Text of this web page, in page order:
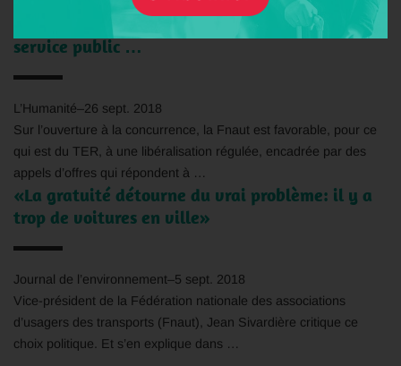
Les grands débats. SNCF : réappropriation du
service public …
L’Humanité–26 sept. 2018
Sur l’ouverture à la concurrence, la Fnaut est favorable, pour ce
qui est du TER, à une libéralisation régulée, encadrée par des
appels d’offres qui répondent à …
«La gratuité détourne du vrai problème: il y a
trop de voitures en ville»
Journal de l’environnement–5 sept. 2018
Vice-président de la Fédération nationale des associations
d’usagers des transports (Fnaut), Jean Sivardière critique ce
choix politique. Et s’en explique dans …